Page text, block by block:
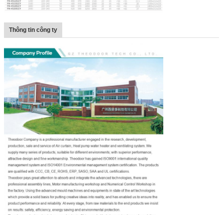
Thông tin công ty